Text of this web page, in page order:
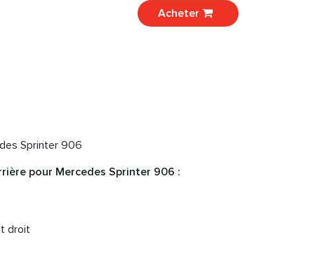
Acheter
Sprinter 906
pour Mercedes Sprinter 906 :
droit